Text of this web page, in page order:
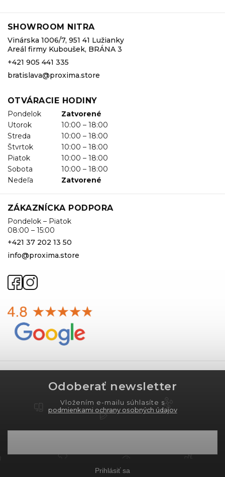
SHOWROOM NITRA
Vinárska 1006/7, 951 41 Lužianky
Areál firmy Kuboušek, BRÁNA 3
+421 905 441 335
bratislava@proxima.store
OTVÁRACIE HODINY
Pondelok
Zatvorené
Utorok
10:00 – 18:00
Streda
10:00 – 18:00
Štvrtok
10:00 – 18:00
Piatok
10:00 – 18:00
Sobota
10:00 – 18:00
Nedeľa
Zatvorené
ZÁKAZNÍCKA PODPORA
Pondelok – Piatok
08:00 – 15:00
+421 37 202 13 50
info@proxima.store
Odoberať newsletter
Vložením e-mailu súhlasíte s
podmienkami ochrany osobných údajov
Prihlásiť sa